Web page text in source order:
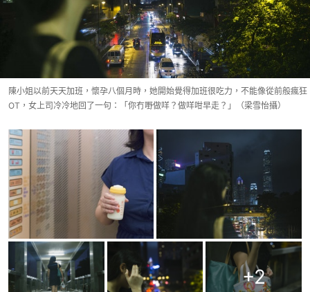
陳小姐以前天天加班，懷孕八個月時，她開始覺得加班很吃力，不能像從前般瘋狂
OT，女上司冷冷地回了一句：「你冇嘢做咩？做咩咁早走？」（梁雪怡攝）
+2